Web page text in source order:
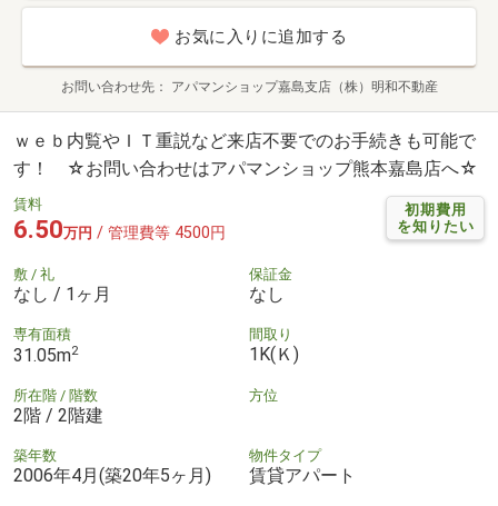
お気に入りに追加する
お問い合わせ先 アパマンショップ嘉島支店（株）明和不動産
ｗｅｂ内覧やＩＴ重説など来店不要でのお手続きも可能で
す！ ☆お問い合わせはアパマンショップ熊本嘉島店へ☆
初期費用
を知りたい
賃料
6.50万円 / 管理費等 4500円
敷 / 礼
なし / 1ヶ月
保証金
なし
専有面積
31.05m2
間取り
1K(Ｋ)
所在階 / 階数
2階 / 2階建
方位
築年数
2006年4月(築20年5ヶ月)
物件タイプ
賃貸アパート